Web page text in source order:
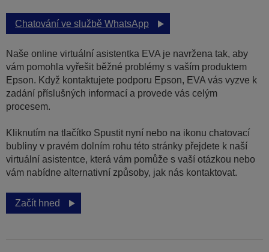
Chatování ve službě WhatsApp
Naše online virtuální asistentka EVA je navržena tak, aby
vám pomohla vyřešit běžné problémy s vaším produktem
Epson. Když kontaktujete podporu Epson, EVA vás vyzve k
zadání příslušných informací a provede vás celým
procesem.
Kliknutím na tlačítko Spustit nyní nebo na ikonu chatovací
bubliny v pravém dolním rohu této stránky přejdete k naší
virtuální asistentce, která vám pomůže s vaší otázkou nebo
vám nabídne alternativní způsoby, jak nás kontaktovat.
Začít hned